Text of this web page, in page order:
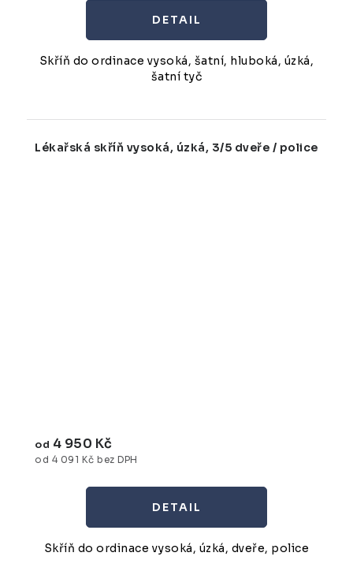
Skříň do ordinace vysoká, šatní, hluboká, úzká,
šatní tyč
Lékařská skříň vysoká, úzká, 3/5 dveře / police
od 4 091 Kč bez DPH
od 4 950 Kč
Skříň do ordinace vysoká, úzká, dveře, police